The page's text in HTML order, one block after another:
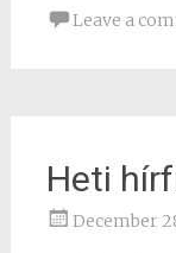
Leave a
Heti
December